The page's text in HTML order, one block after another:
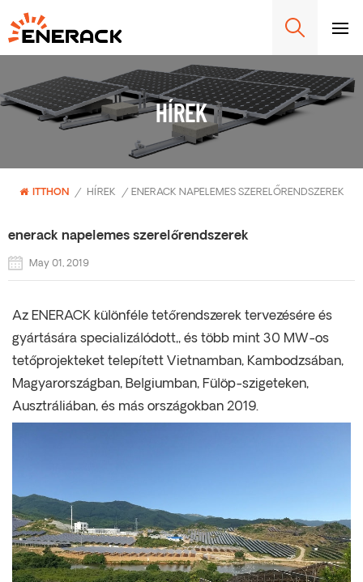
HÍREK
ITTHON / HÍREK / ENERACK NAPELEMES SZERELŐRENDSZEREK
enerack napelemes szerelőrendszerek
May 01, 2019
Az ENERACK különféle tetőrendszerek tervezésére és
gyártására specializálódott,, és több mint 30 MW-os
tetőprojekteket telepített Vietnamban, Kambodzsában,
Magyarországban, Belgiumban, Fülöp-szigeteken,
Ausztráliában, és más országokban 2019.